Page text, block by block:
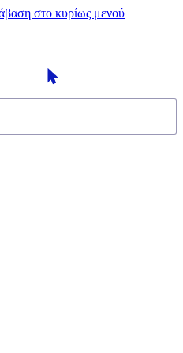
στο κυρίως μενού